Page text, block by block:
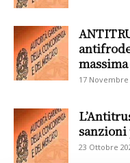
17 Novembre
23 Ottobre